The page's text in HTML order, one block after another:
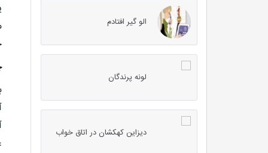
الو گیر افتادم
لونه پرندگان
دیزاین کهکشان در اتاق خواب